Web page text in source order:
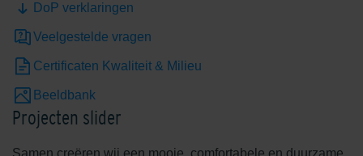
DoP verklaringen
Veelgestelde vragen
Certificaten Kwaliteit & Milieu
Beeldbank
Projecten slider